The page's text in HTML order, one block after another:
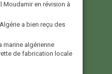
Moudamir en révision à
a bien reçu des
marine algérienne
de fabrication locale